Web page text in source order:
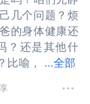
吸，给自己一
松松绑，按照
以吗？推荐阅
，比如《静观
厌的勇气》等
听师杨瑞民，
拥抱；或者，
己的节奏，做
一些心理学关
我关怀》《在
。世界和我爱
在这里陪伴支
去选择看见父
比较或衡量自
要拿别人有的
的父母，你想
你的不满可能
子，你也有需
见父母所给予
量自己所没有
有的来比较自
你想不痛苦都
可能源于你的
有需要人帮助
...全部
几个问题？烦
的身体健康还
？还是其他什
比喻，
他什么？问一
几个问题？烦
的身体健康还
？还是其他什
比喻，现在这
？问一下自己